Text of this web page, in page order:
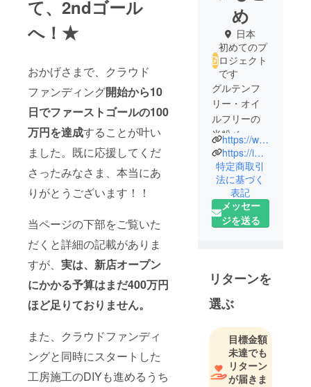
て、2ndゴール
へ！★
おかげさまで、クラウド
ファンディング開始から10
日でファーストゴールの100
万円を達成することが叶い
ました。既に応援してくだ
さったみなさま、本当にあ
りがとうございます！！
当ページの下部をご覧いた
だくと詳細の記載がありま
すが、 実は、新店オープン
にかかる予算はまだ400万円
ほど足りておりません。
また、クラウドファンディ
ングと同時にスタートした
工房施工のDIYも進めるうち
め
日本
初めてのプ
ロジェクト
です
グルテンフ
リー・オイ
ルフリーの
米粉ベーグ
ル店「いも
こめ」で
す。ECを中
心に、マー
ケットイベ
ントや
す。米粉
ベーグルを
通して、お
しい心地よ
さと、食べ
ることの楽
しさをお届
https://www.instagram.com/imokome_labo/
https://imo1701139.owndshop.com/
特定商取引
法に基づく
表記
メッセー
ジを送る
リターンを
選ぶ
目標金額
未達でも
リターン
が届きま